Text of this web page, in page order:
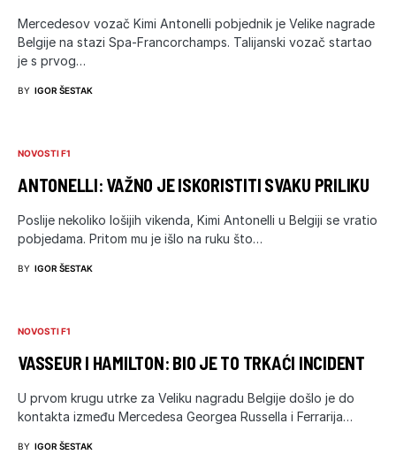
Mercedesov vozač Kimi Antonelli pobjednik je Velike nagrade
Belgije na stazi Spa-Francorchamps. Talijanski vozač startao
je s prvog…
BY IGOR ŠESTAK
NOVOSTI F1
ANTONELLI: VAŽNO JE ISKORISTITI SVAKU PRILIKU
Poslije nekoliko lošijih vikenda, Kimi Antonelli u Belgiji se vratio
pobjedama. Pritom mu je išlo na ruku što…
BY IGOR ŠESTAK
NOVOSTI F1
VASSEUR I HAMILTON: BIO JE TO TRKAĆI INCIDENT
U prvom krugu utrke za Veliku nagradu Belgije došlo je do
kontakta između Mercedesa Georgea Russella i Ferrarija…
BY IGOR ŠESTAK